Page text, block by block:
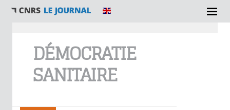
DÉMOCRATIE
SANITAIRE